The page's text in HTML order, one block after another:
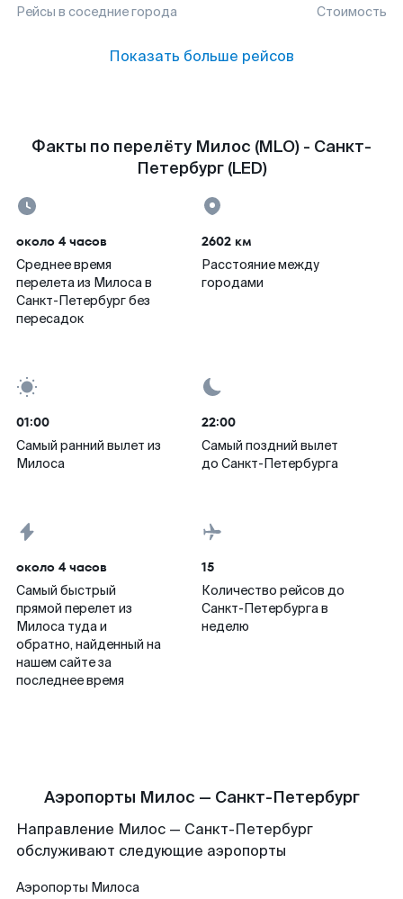
Рейсы в соседние города Стоимость
Показать больше рейсов
Факты по перелёту Милос (MLO) - Санкт-
Петербург (LED)
около 4 часов
Среднее время
перелета из Милоса в
Санкт-Петербург без
пересадок
2602 км
Расстояние между
городами
01:00
Самый ранний вылет из
Милоса
22:00
Самый поздний вылет
до Санкт-Петербурга
около 4 часов
Самый быстрый
прямой перелет из
Милоса туда и
обратно, найденный на
нашем сайте за
последнее время
15
Количество рейсов до
Санкт-Петербурга в
неделю
Аэропорты Милос — Санкт-Петербург
Направление Милос — Санкт-Петербург
обслуживают следующие аэропорты
Аэропорты Милоса